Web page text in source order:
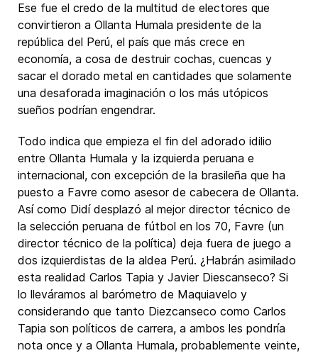
Ese fue el credo de la multitud de electores que
convirtieron a Ollanta Humala presidente de la
república del Perú, el país que más crece en
economía, a cosa de destruir cochas, cuencas y
sacar el dorado metal en cantidades que solamente
una desaforada imaginación o los más utópicos
sueños podrían engendrar.
Todo indica que empieza el fin del adorado idilio
entre Ollanta Humala y la izquierda peruana e
internacional, con excepción de la brasileña que ha
puesto a Favre como asesor de cabecera de Ollanta.
Así como Didí desplazó al mejor director técnico de
la selección peruana de fútbol en los 70, Favre (un
director técnico de la política) deja fuera de juego a
dos izquierdistas de la aldea Perú. ¿Habrán asimilado
esta realidad Carlos Tapia y Javier Diescanseco? Si
lo lleváramos al barómetro de Maquiavelo y
considerando que tanto Diezcanseco como Carlos
Tapia son políticos de carrera, a ambos les pondría
nota once y a Ollanta Humala, probablemente veinte,